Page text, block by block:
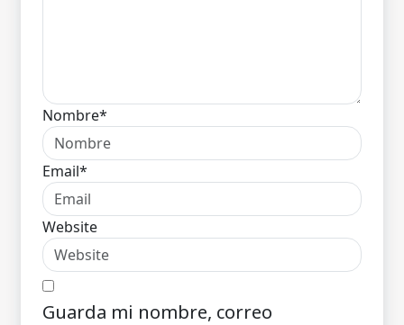
Nombre*
Email*
Website
Guarda mi nombre, correo